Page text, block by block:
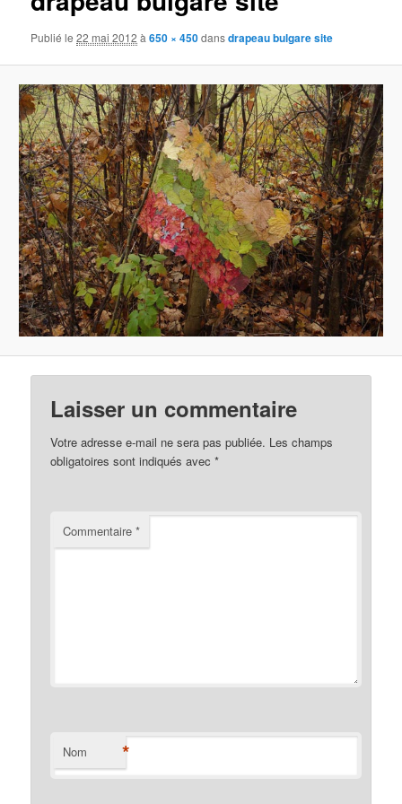
Publié le22 mai 2012 à650 × 450dansdrapeau bulgare site
Laisser un commentaire
Votre adresse e-mail ne sera pas publiée. Les champs
obligatoires sont indiqués avec*
Commentaire*
Nom *